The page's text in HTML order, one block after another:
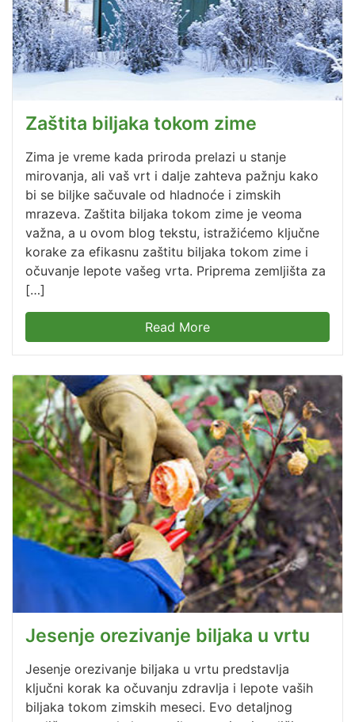
Zaštita biljaka tokom zime
Zima je vreme kada priroda prelazi u stanje
mirovanja, ali vaš vrt i dalje zahteva pažnju kako
bi se biljke sačuvale od hladnoće i zimskih
mrazeva. Zaštita biljaka tokom zime je veoma
važna, a u ovom blog tekstu, istražićemo ključne
korake za efikasnu zaštitu biljaka tokom zime i
očuvanje lepote vašeg vrta. Priprema zemljišta za
[…]
Read More
Jesenje orezivanje biljaka u vrtu
Jesenje orezivanje biljaka u vrtu predstavlja
ključni korak ka očuvanju zdravlja i lepote vaših
biljaka tokom zimskih meseci. Evo detaljnog